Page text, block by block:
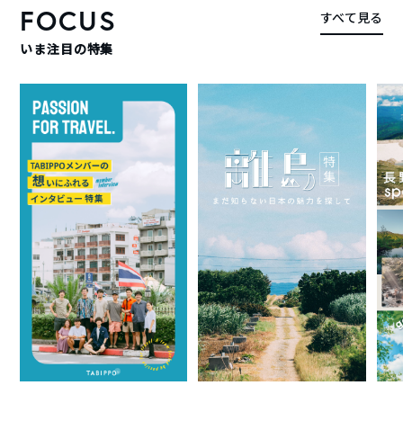
FOCUS
いま注目の特集
すべて見る